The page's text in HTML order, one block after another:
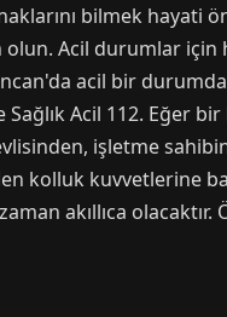
bilmek hayati
Acil durumlar için
acil bir
Acil 112. Eğer
işletme
kolluk kuvvetlerine
akıllıca